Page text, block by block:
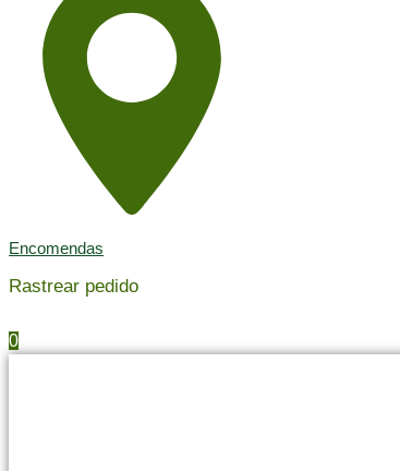
Encomendas
Rastrear pedido
0